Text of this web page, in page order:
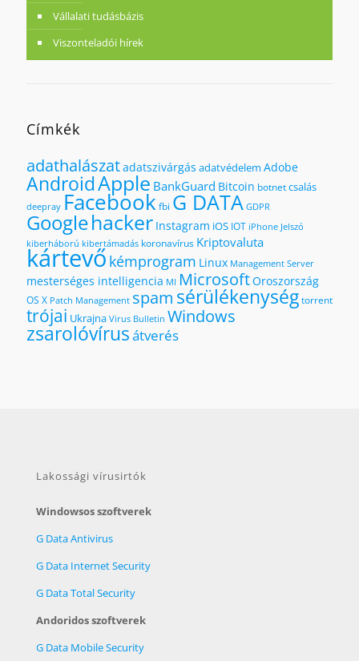
Vállalati tudásbázis
Viszonteladói hírek
Címkék
adathalászatadatszivárgás adatvédelem Adobe
AndroidApple BankGuard Bitcoin botnetcsalás
deepray Facebookfbi G DATA GDPR
Googlehacker Instagram iOS IOT iPhone Jelszó
kiberháború kibertámadás koronavírus Kriptovaluta
kártevőkémprogram Linux Management Server
mesterséges intelligencia MI MicrosoftOroszország
OS X Patch Management spam sérülékenységtorrent
trójai Ukrajna Virus Bulletin Windows
zsarolóvírusátverés
Lakossági vírusirtók
Windowsos szoftverek
G Data Antivirus
G Data Internet Security
G Data Total Security
Andoridos szoftverek
G Data Mobile Security